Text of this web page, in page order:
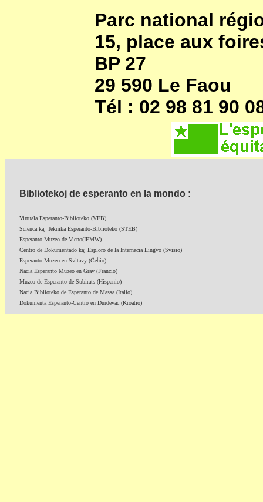
Parc national
15, place aux
BP 27
29 590 Le Faou
Tél : 02 98 81 90
Bibliotekoj de esperanto en la mondo :
Virtuala Esperanto-Biblioteko (VEB)
Scienca kaj Teknika Esperanto-Biblioteko (STEB)
Esperanto Muzeo de Vieno(IEMW)
Centro de Dokumentado kaj Esploro de la Internacia Lingvo (Svisio)
Esperanto-Muzeo en Svitavy (Ĉeĥio)
Nacia Esperanto Muzeo en Gray (Francio)
Muzeo de Esperanto de Subirats (Hispanio)
Nacia Biblioteko de Esperanto de Massa (Italio)
Dokumenta Esperanto-Centro en Durdevac (Kroatio)